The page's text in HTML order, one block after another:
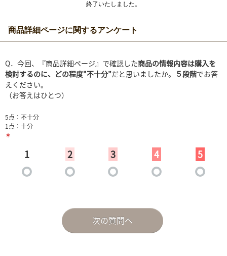
終了いたしました。
商品詳細ページに関するアンケート